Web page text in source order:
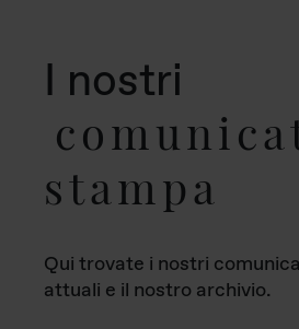
I nostri
stampa
Qui trovate i nostri
attuali e il nostro archivio.